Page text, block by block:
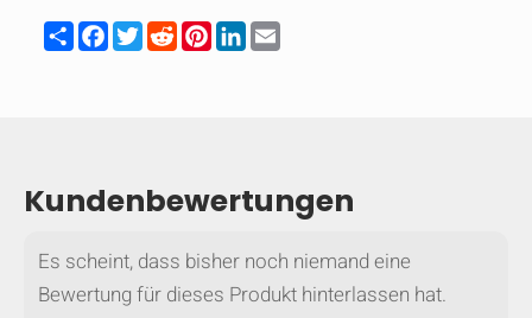
[MISSING:
mobile_display_warn Please
turn your phone to ]
ShareFacebook
TwitterRedditPinterest
LinkedIn
Kundenbewertungen
Es scheint, dass bisher noch niemand eine
Bewertung für dieses Produkt hinterlassen hat.